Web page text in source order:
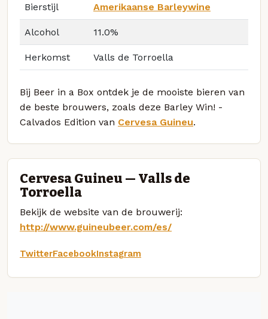
Bierstijl Amerikaanse Barleywine
Alcohol 11.0%
Herkomst Valls de Torroella
Bij Beer in a Box ontdek je de mooiste bieren van
de beste brouwers, zoals deze Barley Win! -
Calvados Edition van Cervesa Guineu.
Cervesa Guineu — Valls de
Torroella
Bekijk de website van de brouwerij:
http://www.guineubeer.com/es/
TwitterFacebookInstagram